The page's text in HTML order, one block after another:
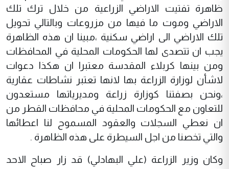
ظاهرة تفتيت الاراضي الزراعية من خلال ترك تلك
الاراضي وموت ما فيها من مزروعات وبالتالي تحويل
تلك الاراضي الى اراضي سكنية ،مبينا ان هذه الظاهرة
يجب ان تتصدى لها الحكومات المحلية في المحافظات
ومن بينها كربلاء المقدسة معتبرا ان هكذا دعوات
لاشأن لوزارة الزراعة بها لانها تعتبر نشاطات عقارية
،ونحن بصفتنا كوزارة زراعة ومديرياتها مستعدون
للتعاون مع الحكومات المحلية في محافظات القطر من
ان نعطي السجلات والعقود المسموح لنا اعطائها
والتي تخصنا من اجل السيطرة على هذه الظاهرة .
وكان وزير الزراعة (علي البهادلي) قد زار صباح الاحد